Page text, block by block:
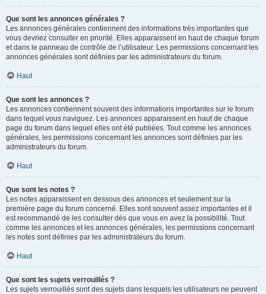
Que sont les annonces générales ?
Les annonces générales contiennent des informations très importantes que
vous devriez consulter en priorité. Elles apparaissent en haut de chaque forum
et dans le panneau de contrôle de l’utilisateur. Les permissions concernant les
annonces générales sont définies par les administrateurs du forum.
Haut
Que sont les annonces ?
Les annonces contiennent souvent des informations importantes sur le forum
dans lequel vous naviguez. Les annonces apparaissent en haut de chaque
page du forum dans lequel elles ont été publiées. Tout comme les annonces
générales, les permissions concernant les annonces sont définies par les
administrateurs du forum.
Haut
Que sont les notes ?
Les notes apparaissent en dessous des annonces et seulement sur la
première page du forum concerné. Elles sont souvent assez importantes et il
est recommandé de les consulter dès que vous en avez la possibilité. Tout
comme les annonces et les annonces générales, les permissions concernant
les notes sont définies par les administrateurs du forum.
Haut
Que sont les sujets verrouillés ?
Les sujets verrouillés sont des sujets dans lesquels les utilisateurs ne peuvent